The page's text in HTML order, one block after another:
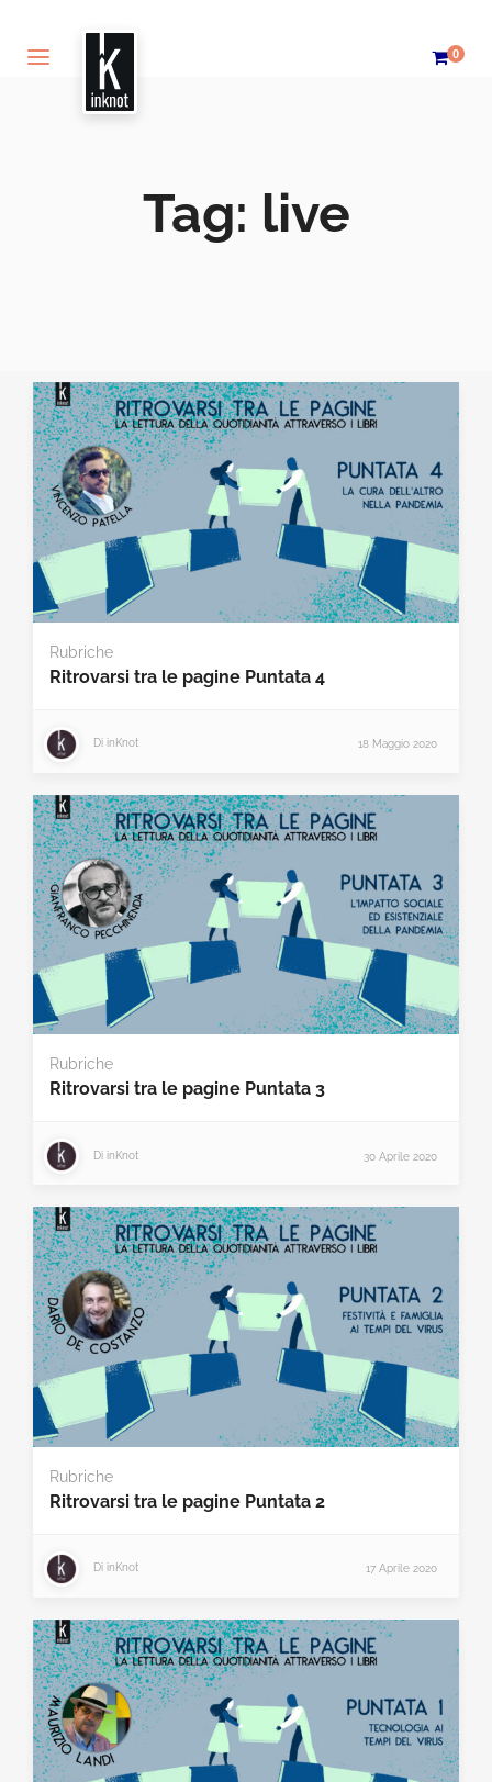
0
Tag: live
Rubriche
Ritrovarsi tra le pagine Puntata 4
Di inKnot 18 Maggio 2020
Rubriche
Ritrovarsi tra le pagine Puntata 3
Di inKnot 30 Aprile 2020
Rubriche
Ritrovarsi tra le pagine Puntata 2
Di inKnot 17 Aprile 2020